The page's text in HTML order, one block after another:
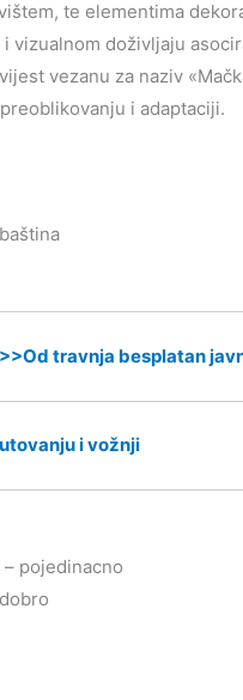
te elementima
vizualnom doživljaju
vezanu za naziv
i adaptaciji.
travnja besplatan
i vožnji
pojedinacno